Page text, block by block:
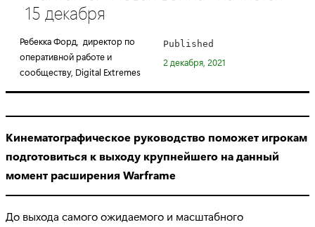
g
o
r
y
15 декабря
Ребекка Форд, директор по
оперативной работе и
сообществу, Digital Extremes
Published
2 декабря, 2021
Кинематографическое руководство поможет игрокам
подготовиться к выходу крупнейшего на данный
момент расширения Warframe
До выхода самого ожидаемого и масштабного